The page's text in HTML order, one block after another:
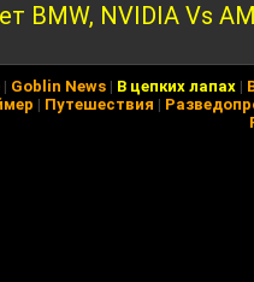
BMW, NVIDIA Vs
| Goblin News | В цепких лапах |
| Путешествия |